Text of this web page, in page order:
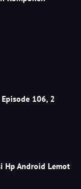
106, 2
Hp Android Lemot